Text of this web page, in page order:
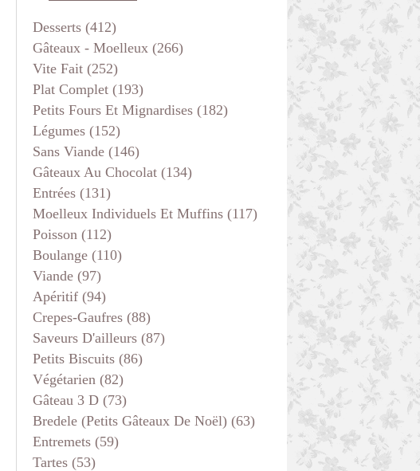
Desserts (412)
Gâteaux - Moelleux (266)
Vite Fait (252)
Plat Complet (193)
Petits Fours Et Mignardises (182)
Légumes (152)
Sans Viande (146)
Gâteaux Au Chocolat (134)
Entrées (131)
Moelleux Individuels Et Muffins (117)
Poisson (112)
Boulange (110)
Viande (97)
Apéritif (94)
Crepes-Gaufres (88)
Saveurs D'ailleurs (87)
Petits Biscuits (86)
Végétarien (82)
Gâteau 3 D (73)
Bredele (petits Gâteaux De Noël) (63)
Entremets (59)
Tartes (53)